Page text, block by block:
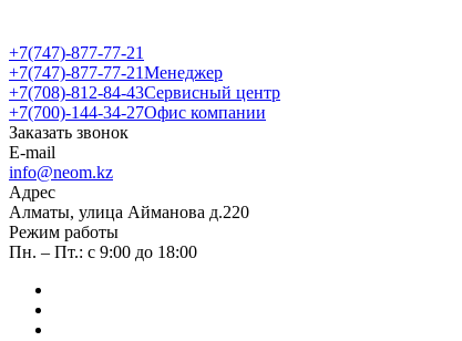
+7(747)-877-77-21
+7(747)-877-77-21Менеджер
+7(708)-812-84-43Сервисный центр
+7(700)-144-34-27Офис компании
Заказать звонок
E-mail
info@neom.kz
Адрес
Алматы, улица Айманова д.220
Режим работы
Пн. – Пт.: с 9:00 до 18:00